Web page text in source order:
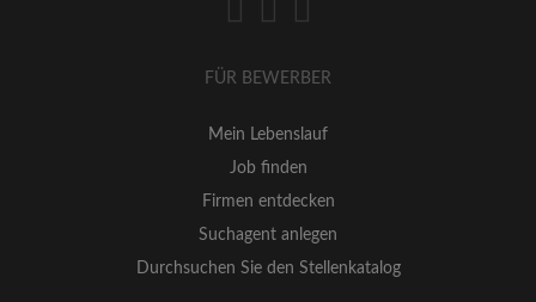
FÜR BEWERBER
Mein Lebenslauf
Job finden
Firmen entdecken
Suchagent anlegen
Durchsuchen Sie den Stellenkatalog